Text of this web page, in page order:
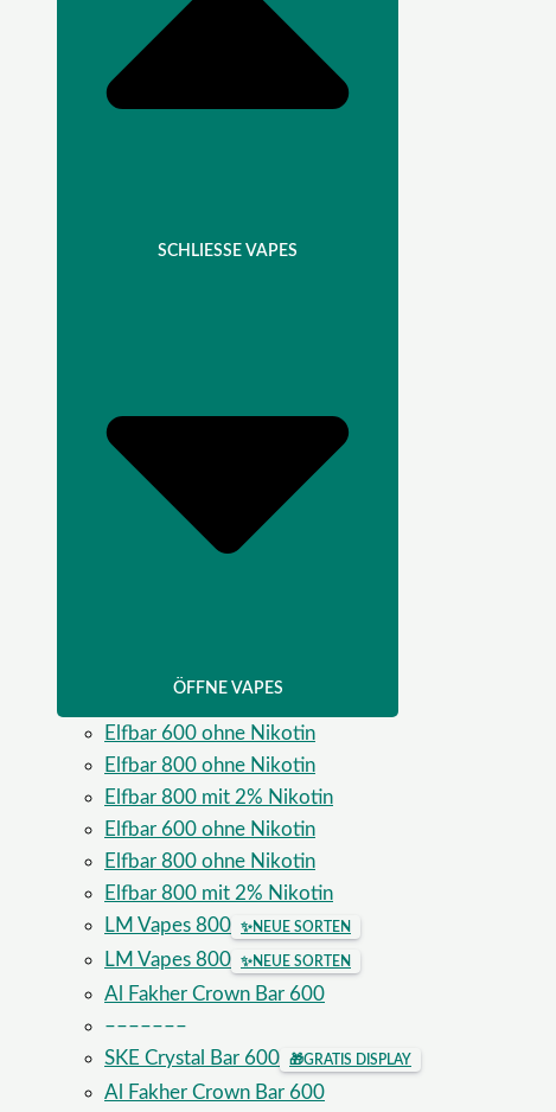
SCHLIESSE VAPES
ÖFFNE VAPES
Elfbar 600 ohne Nikotin
Elfbar 800 ohne Nikotin
Elfbar 800 mit 2% Nikotin
Elfbar 600 ohne Nikotin
Elfbar 800 ohne Nikotin
Elfbar 800 mit 2% Nikotin
LM Vapes 800
✨NEUE SORTEN
LM Vapes 800 ✨NEUE SORTEN
Al Fakher Crown Bar 600
–––––––
SKE Crystal Bar 600
🎁GRATIS DISPLAY
Al Fakher Crown Bar 600